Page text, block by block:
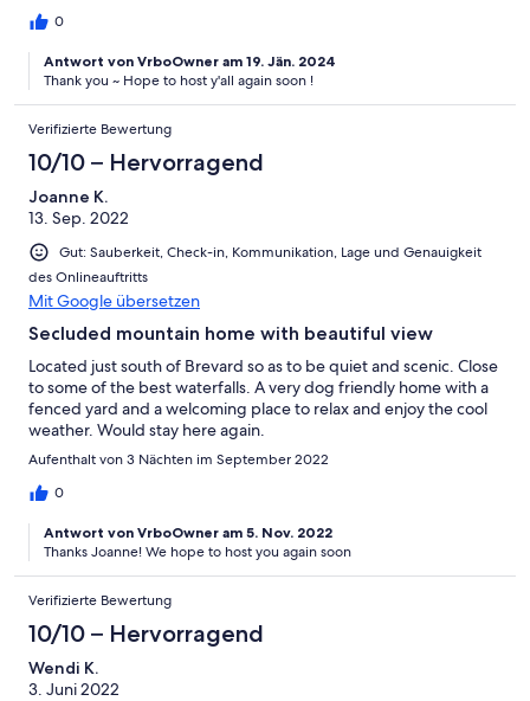
0
Antwort von VrboOwner am 19. Jän. 2024
Thank you ~ Hope to host y'all again soon !
Verifizierte Bewertung
10/10 – Hervorragend
Joanne K.
13. Sep. 2022
Gut: Sauberkeit, Check-in, Kommunikation, Lage und Genauigkeit
des Onlineauftritts
Mit Google übersetzen
Secluded mountain home with beautiful view
Located just south of Brevard so as to be quiet and scenic. Close
to some of the best waterfalls. A very dog friendly home with a
fenced yard and a welcoming place to relax and enjoy the cool
weather. Would stay here again.
Aufenthalt von 3 Nächten im September 2022
0
Antwort von VrboOwner am 5. Nov. 2022
Thanks Joanne! We hope to host you again soon
Verifizierte Bewertung
10/10 – Hervorragend
Wendi K.
3. Juni 2022